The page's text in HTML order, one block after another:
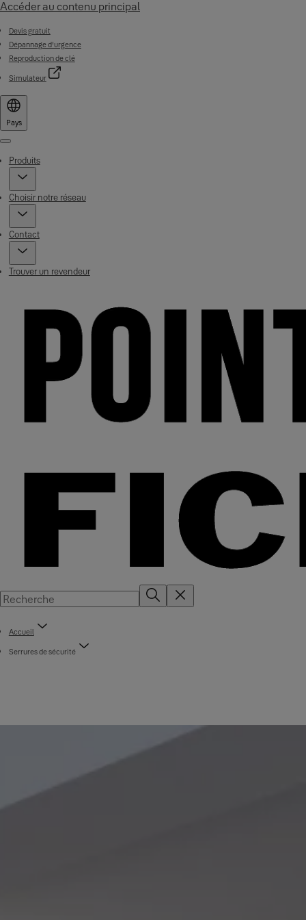
Accéder au contenu principal
Devis gratuit
Dépannage d'urgence
Reproduction de clé
Simulateur
Pays
Menu
Produits
Choisir notre réseau
Contact
Trouver un revendeur
Accueil
Serrures de sécurité